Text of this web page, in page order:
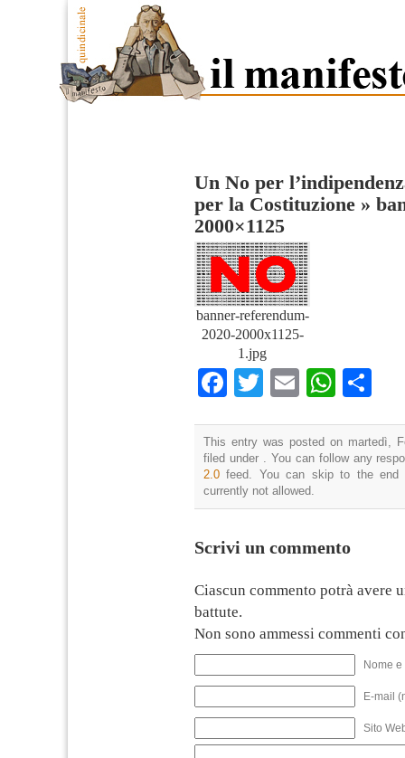
Un No per
per la Costituzione »
2000×1125
banner-referendum-
2020-2000x1125-
1.jpg
Facebook
TwitterEmail
This entry was posted on martedì,
filed under . You can follow any
2.0 feed. You can skip to the end
currently not allowed.
Scrivi un commento
Ciascun commento potrà avere
battute.
Non sono ammessi commenti
Nome
E-mail
Sito